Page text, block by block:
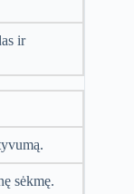
ir
sėkmę.